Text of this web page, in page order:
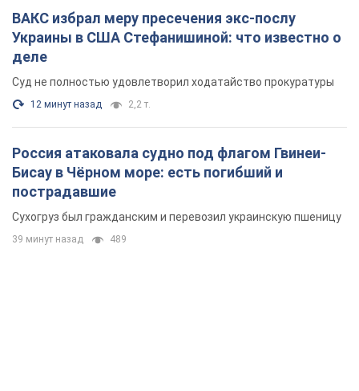
39 минут назад 489